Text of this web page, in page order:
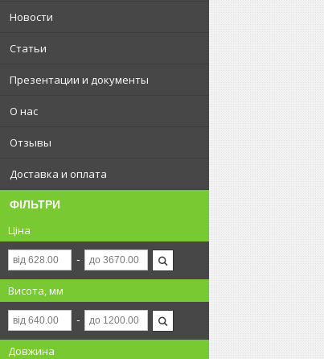
Новости
Статьи
Презентации и документы
О нас
Отзывы
Доставка и оплата
ФІЛЬТРИ
Ціна
Висота, мм
Довжина